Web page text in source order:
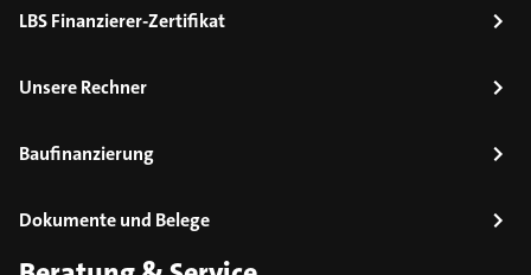
LBS Finanzierer-Zertifikat
Unsere Rechner
Baufinanzierung
Dokumente und Belege